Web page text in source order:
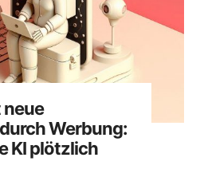
neue
Werbung:
KI plötzlich